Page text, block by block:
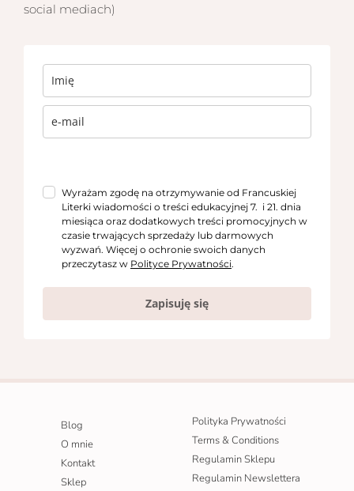
social mediach)
Wyrażam zgodę na otrzymywanie od Francuskiej
Literki wiadomości o treści edukacyjnej 7. i 21. dnia
miesiąca oraz dodatkowych treści promocyjnych w
czasie trwających sprzedaży lub darmowych
wyzwań. Więcej o ochronie swoich danych
przeczytasz w Polityce Prywatności.
Zapisuję się
Blog
O mnie
Kontakt
Sklep
Polityka Prywatności
Terms & Conditions
Regulamin Sklepu
Regulamin Newslettera